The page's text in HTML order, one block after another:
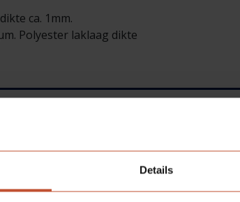
Details
ca. 1mm.
Polyester laklaag dikte